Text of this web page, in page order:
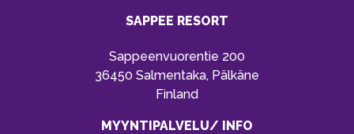
SAPPEE RESORT
Sappeenvuorentie 200
36450 Salmentaka, Pälkäne
Finland
MYYNTIPALVELU/ INFO